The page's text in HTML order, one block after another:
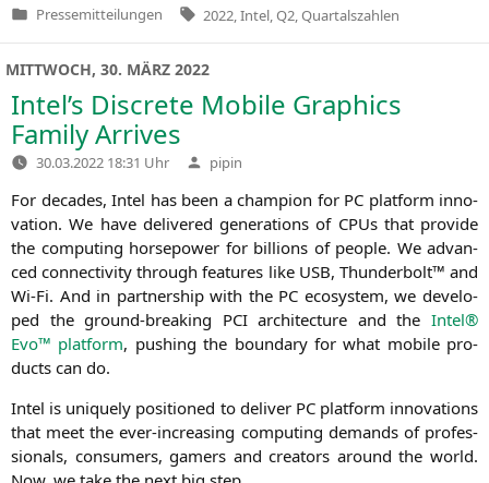
Veröffentlicht
Pressemitteilungen Tags:
2022 Intel Q2 Quartalszahlen
MITTWOCH, 30. MÄRZ 2022
Intel’s Discrete Mobile Graphics
Family Arrives
30.03.2022 18:31 Uhr Verfasst
von
pipin
For deca­des, Intel has been a cham­pi­on for PC plat­form inno­
va­ti­on. We have deli­ver­ed gene­ra­ti­ons of CPUs that pro­vi­de
the com­pu­ting hor­se­power for bil­li­ons of peo­p­le. We advan­
ced con­nec­ti­vi­ty through fea­tures like USB, Thun­der­bolt™ and
Wi-Fi. And in part­ner­ship with the PC eco­sys­tem, we deve­lo­
ped the ground-brea­king PCIarchi­tec­tu­re and theIntel®
Evo™ plat­form, pushing the boun­da­ry for what mobi­le pro­
ducts can do.
Intel is uni­que­ly posi­tio­ned to deli­ver PCplat­form inno­va­tions
that meet the ever-incre­asing com­pu­ting demands of pro­fes­
sio­nals, con­su­mers, gamers and crea­tors around the world.